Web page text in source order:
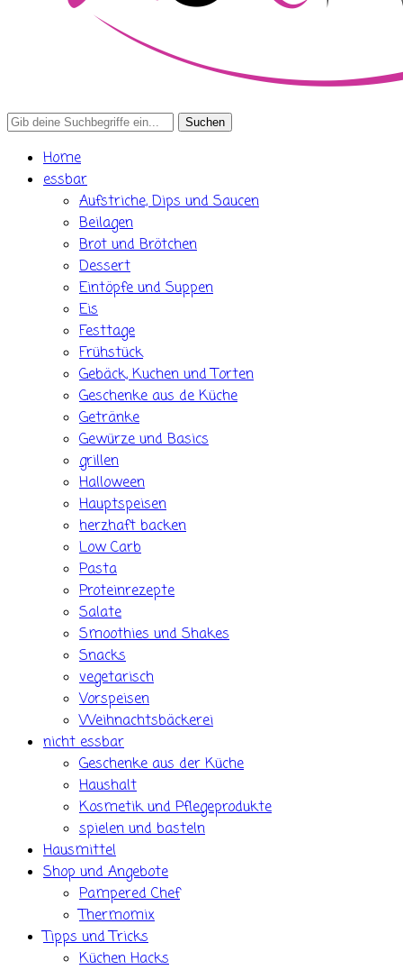
Search
Home
essbar
Aufstriche, Dips und Saucen
Beilagen
Brot und Brötchen
Dessert
Eintöpfe und Suppen
Eis
Festtage
Frühstück
Gebäck, Kuchen und Torten
Geschenke aus de Küche
Getränke
Gewürze und Basics
grillen
Halloween
Hauptspeisen
herzhaft backen
Low Carb
Pasta
Proteinrezepte
Salate
Smoothies und Shakes
Snacks
vegetarisch
Vorspeisen
Weihnachtsbäckerei
nicht essbar
Geschenke aus der Küche
Haushalt
Kosmetik und Pflegeprodukte
spielen und basteln
Hausmittel
Shop und Angebote
Pampered Chef
Thermomix
Tipps und Tricks
Küchen Hacks